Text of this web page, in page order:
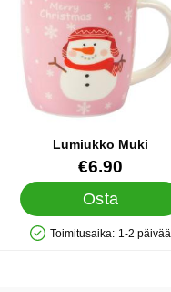
Lumiukko Muki
Tuote.nro 44168
€6.90
Osta
Saatavuus: Varastossa
Toimitusaika: 1-2 päivää